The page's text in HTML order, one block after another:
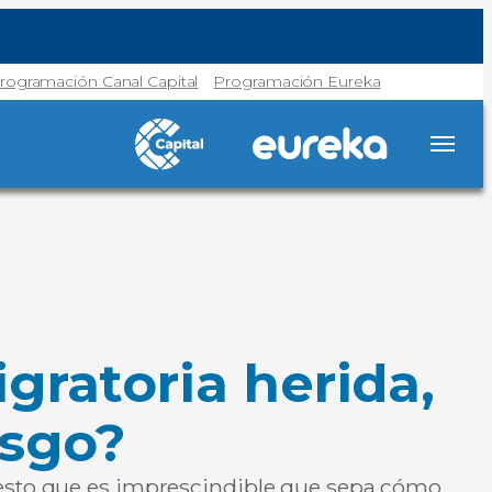
Canal Capital Programación Eureka
herida,
que es imprescindible que sepa cómo